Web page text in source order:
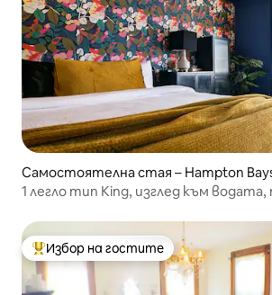
Самостоятелна стая – Hampton
1 легло тип King, изглед към
Най-популярен избор на гостите
Избор на гостите